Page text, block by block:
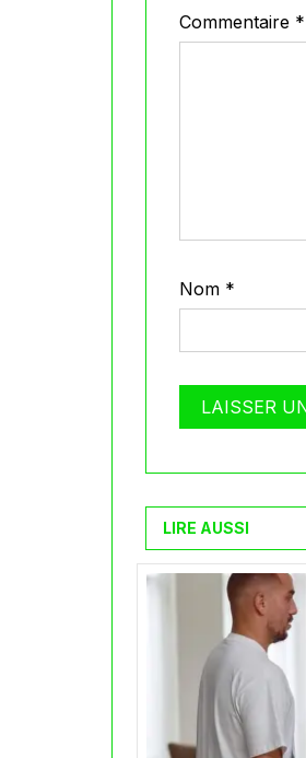
Commentaire *
Nom *
LIRE AUSSI